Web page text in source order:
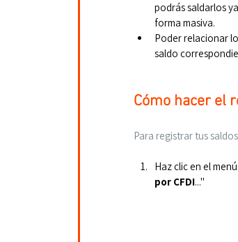
podrás saldarlos
forma masiva.
Poder relacionar
saldo
Cómo hacer el
Para registrar tus
Haz clic en el
por CFDI..."